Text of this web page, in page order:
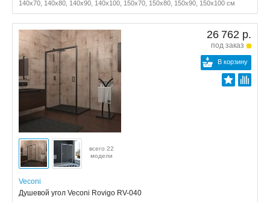
140x70, 140x80, 140x90, 140x100, 150x70, 150x80, 150x90, 150x100 см
26 762 р.
под заказ
В корзину
всего 22
модели
Veconi
Душевой угол Veconi Rovigo RV-040